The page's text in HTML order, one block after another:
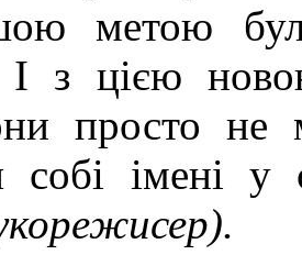
метою
з цією
просто не
собі імені